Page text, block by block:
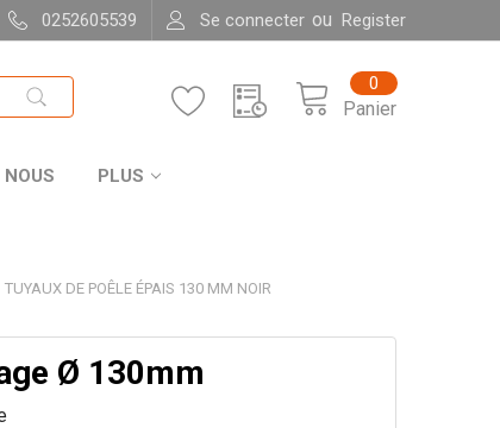
0252605539 Se connecter ou Register
Panier
0
PLUS
TUYAUX DE POÊLE ÉPAIS 130 MM NOIR
Ø 130mm